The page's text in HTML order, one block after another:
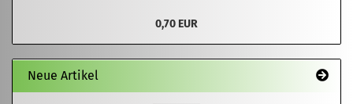
0,70 EUR
Neue Artikel